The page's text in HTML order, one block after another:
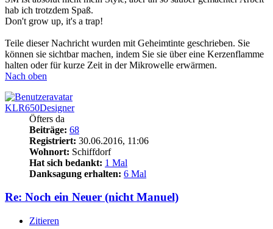
hab ich trotzdem Spaß.
Don't grow up, it's a trap!
Teile dieser Nachricht wurden mit Geheimtinte geschrieben. Sie
können sie sichtbar machen, indem Sie sie über eine Kerzenflamme
halten oder für kurze Zeit in der Mikrowelle erwärmen.
Nach oben
KLR650Designer
Öfters da
Beiträge: 68
Registriert: 30.06.2016, 11:06
Wohnort: Schiffdorf
Hat sich bedankt: 1 Mal
Danksagung erhalten: 6 Mal
Re: Noch ein Neuer (nicht Manuel)
Zitieren